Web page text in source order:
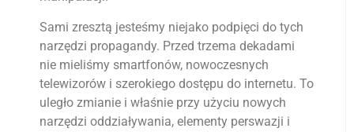
Sami zresztą jesteśmy niejako podpięci do tych
narzędzi propagandy. Przed trzema dekadami
nie mieliśmy smartfonów, nowoczesnych
telewizorów i szerokiego dostępu do internetu. To
uległo zmianie i właśnie przy użyciu nowych
narzędzi oddziaływania, elementy perswazji i